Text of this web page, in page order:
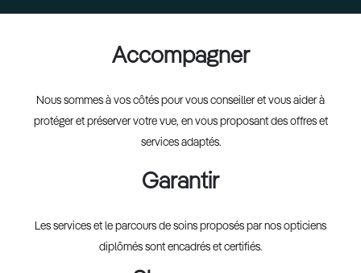
Accompagner
Nous sommes à vos côtés pour vous conseiller et vous aider à
protéger et préserver votre vue, en vous proposant des offres et
services adaptés.
Garantir
Les services et le parcours de soins proposés par nos opticiens
diplômés sont encadrés et certifiés.